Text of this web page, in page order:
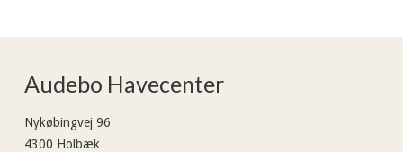
Audebo Havecenter
Nykøbingvej 96
4300 Holbæk